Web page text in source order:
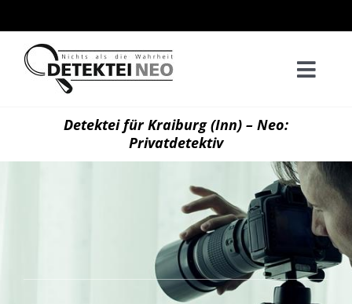
Inhalt
springen
Detektei für Kraiburg (Inn) – Neo:
Privatdetektiv